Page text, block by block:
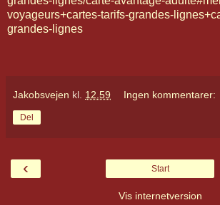
voyageurs+cartes-tarifs-grandes-
grandes-lignes
Jakobsvejen kl. 12.59 Ingen kommentarer:
Del
‹ Start
Vis internetversion